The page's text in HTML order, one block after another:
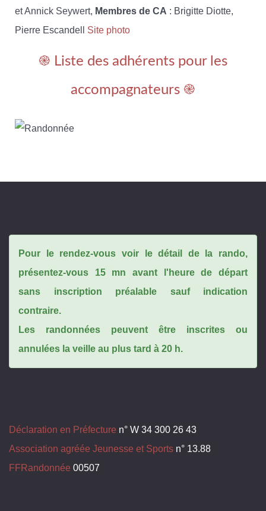
et Annick Seywert, Membres de CA : Brigitte Diotte,
Pierre Escandell Site photo
֎ Liste des adhérents pour les
accompagnateurs ֎
Pour le rendez-vous voir le détail de la rando,
présentez-vous 15 mn avant l'heure de départ
sans inscription préalable sauf indication
contraire.
Les randonnées peuvent être inscrites ou
annulées la veille au plus tard à 20 h.
Déclaration en Préfecture n° W 34 300 26 43
Association agréée Jeunesse et Sports n° 13.88
FFRandonnée 00507